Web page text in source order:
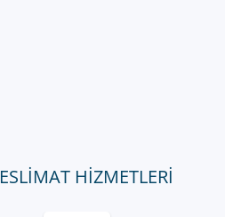
HIZMETLERI